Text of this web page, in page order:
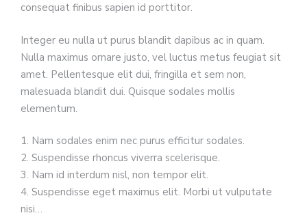
consequat finibus sapien id porttitor.
Integer eu nulla ut purus blandit dapibus ac in quam.
Nulla maximus ornare justo, vel luctus metus feugiat sit
amet. Pellentesque elit dui, fringilla et sem non,
malesuada blandit dui. Quisque sodales mollis
elementum.
1. Nam sodales enim nec purus efficitur sodales.
2. Suspendisse rhoncus viverra scelerisque.
3. Nam id interdum nisl, non tempor elit.
4. Suspendisse eget maximus elit. Morbi ut vulputate
nisi…